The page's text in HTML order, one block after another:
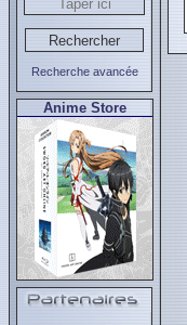
Recherche avancée
Anime Store